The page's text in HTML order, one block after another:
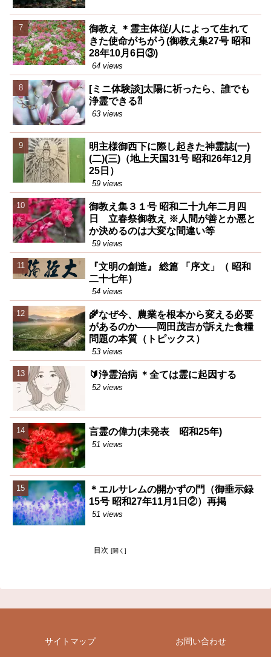
御教え ＊霊主体従/人によって生れて
きた使命がちがう(御教え集27号 昭和
28年10月6日③)
64 views
[ミニ体験談]太陽に祈ったら、誰でも
浄霊できる⁈
63 views
明主様御西下に際し起きた神霊誌(一)
(二)(三)（地上天国31号 昭和26年12月
25日）
59 views
御教え集３１号 昭和二十九年二月四
日 立春祭御教え ※人間が善とか悪と
か決めるのは大変な間違い等
59 views
『文明の創造』 総篇 「序文」（ 昭和
二十七年）
54 views
🌾なぜ今、農業を根本から変える必要
があるのか――岡田茂吉が訴えた食糧
問題の本質（トピックス）
53 views
🔰浄霊治病 ＊全ては霊に起因する
52 views
言霊の偉力(未発表 昭和25年)
51 views
＊エルサレムの開かずの門（御垂示録
15号 昭和27年11月1日②）再掲
51 views
目次
サイトマップ お問い合わせ